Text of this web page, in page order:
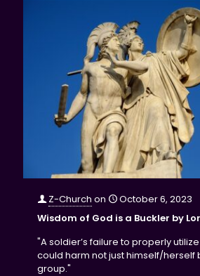
Z-Church on
October 6, 2023
Wisdom of God is a Buckler by
"A soldier’s failure to properly
could harm not just himself/herself
group."